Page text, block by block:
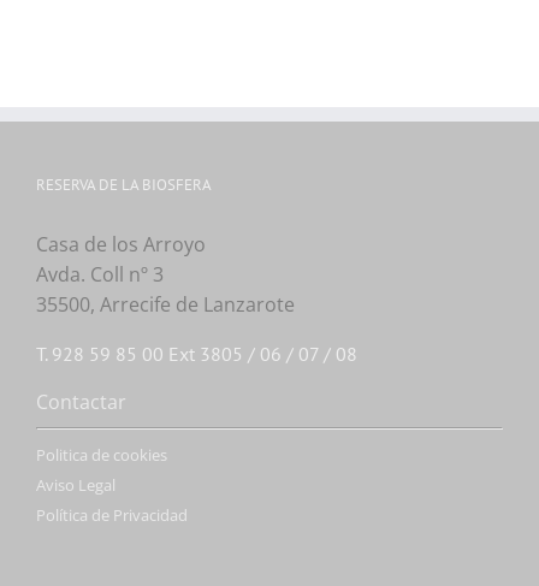
RESERVA DE LA BIOSFERA
Casa de los Arroyo
Avda. Coll nº 3
35500, Arrecife de Lanzarote
T. 928 59 85 00 Ext 3805 / 06 / 07 / 08
Contactar
Politica de cookies
Aviso Legal
Política de Privacidad